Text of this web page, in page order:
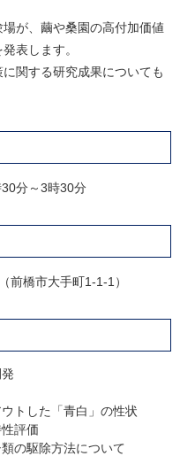
が、繭や桑園の高付加価値
表します。
関する研究成果についても
分～3時30分
橋市大手町1-1-1）
トした「青白」の性状
評価
の駆除方法について